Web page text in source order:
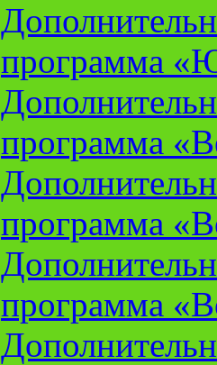
программа
программа
программа
программа